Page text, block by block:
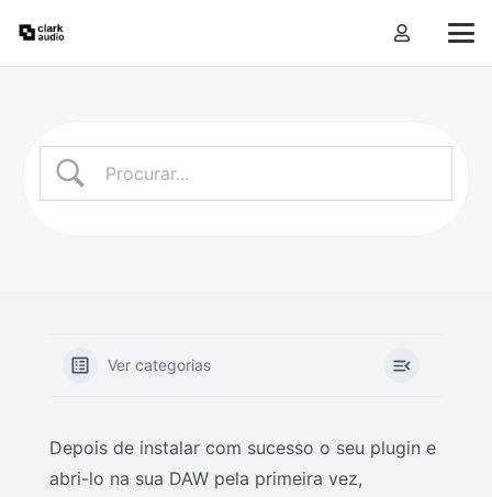
Ver categorias
Depois de instalar com sucesso o seu plugin e
abri-lo na sua DAW pela primeira vez,